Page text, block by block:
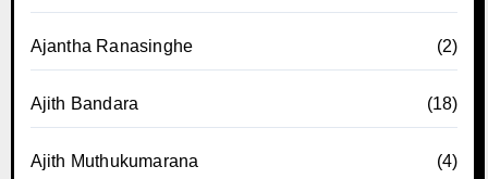
Ajantha Ranasinghe (2)
Ajith Bandara (18)
Ajith Muthukumarana (4)